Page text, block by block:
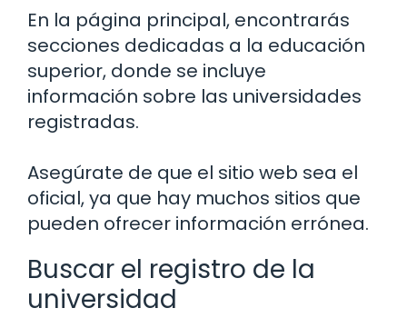
En la página principal, encontrarás
secciones dedicadas a la educación
superior, donde se incluye
información sobre las universidades
registradas.
Asegúrate de que el sitio web sea el
oficial, ya que hay muchos sitios que
pueden ofrecer información errónea.
Buscar el registro de la
universidad